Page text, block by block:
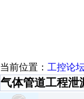
当前位置： 工控论
气体管道工程泄